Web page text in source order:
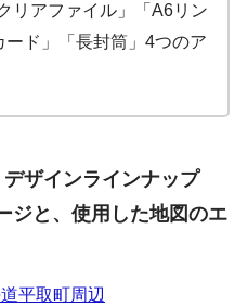
リアファイル」「A6リン
ド」「長封筒」4つのア
デザインラインナップ
ジと、使用した地図のエ
平取町周辺